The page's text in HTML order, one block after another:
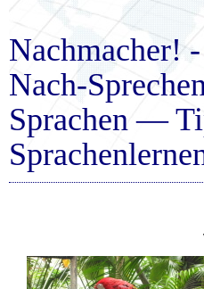
Nachmacher!
Nach-
Sprachen —